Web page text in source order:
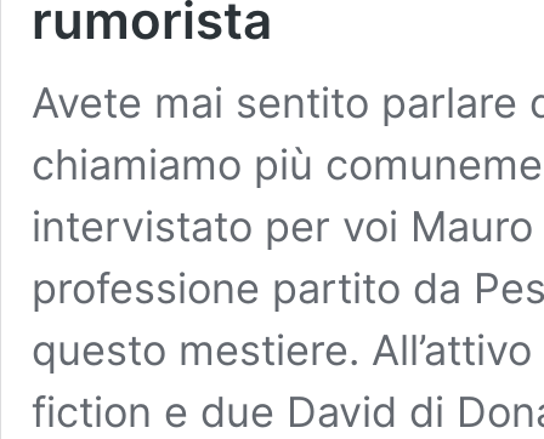
rumorista
Avete mai sentito parlare
chiamiamo più
intervistato per voi
professione partito da
questo mestiere.
fiction e due David di